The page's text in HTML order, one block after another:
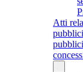
Atti